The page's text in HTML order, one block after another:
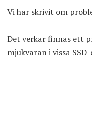
Vi har skrivit om
Det verkar finnas ett
mjukvaran i vissa